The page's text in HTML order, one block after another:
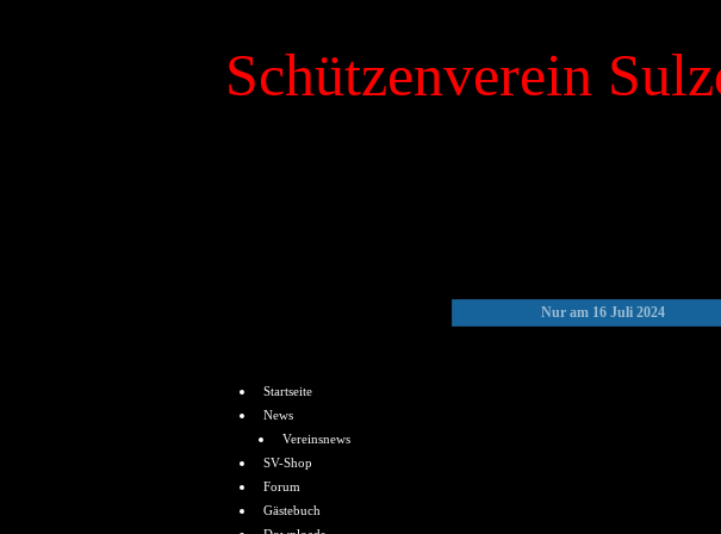
Schützenverein
Startseite
News
Vereinsnews
SV-Shop
Forum
Gästebuch
Nur am 16 Juli 2024